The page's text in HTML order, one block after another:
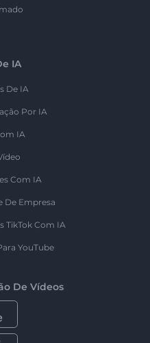
IA
De IA
Por IA
IA
Com IA
De Empresa
TikTok Com IA
YouTube
De Vídeos